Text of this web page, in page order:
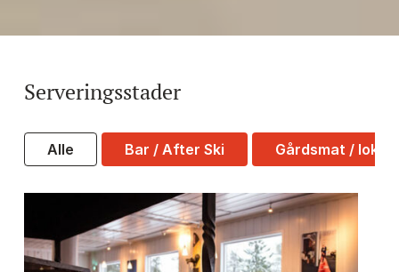
Serveringsstader
Alle Bar / After Ski Gårdsmat /